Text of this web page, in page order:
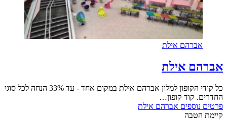
אברהם אילת
אברהם אילת
כל קודי הקופון למלון אברהם אילת במקום אחד - עד 33% הנחה לכל סוגי
החדרים. קוד קופון…
פרטים נוספים אברהם אילת
קיימת הטבה